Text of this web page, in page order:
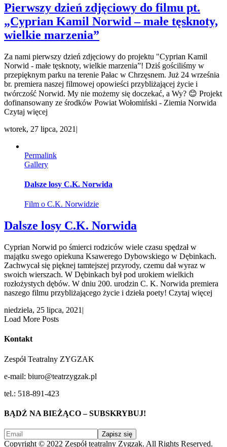
Pierwszy dzień zdjęciowy do filmu pt.
„Cyprian Kamil Norwid – małe tęsknoty,
wielkie marzenia”
Za nami pierwszy dzień zdjęciowy do projektu "Cyprian Kamil
Norwid - małe tęsknoty, wielkie marzenia”! Dziś gościliśmy w
przepięknym parku na terenie Pałac w Chrzęsnem. Już 24 września
br. premiera naszej filmowej opowieści przybliżającej życie i
twórczość Norwid. My nie możemy się doczekać, a Wy? 😊 Projekt
dofinansowany ze środków Powiat Wołomiński - Ziemia Norwida
Czytaj więcej
wtorek, 27 lipca, 2021 |
Permalink
Gallery
Dalsze losy C.K. Norwida
Film o C.K. Norwidzie
Dalsze losy C.K. Norwida
Cyprian Norwid po śmierci rodziców wiele czasu spędzał w
majątku swego opiekuna Ksawerego Dybowskiego w Dębinkach.
Zachwycał się pięknej tamtejszej przyrody, czemu dał wyraz w
swoich wierszach. W Dębinkach był pod urokiem wielkich
rozłożystych dębów. W dniu 200. urodzin C. K. Norwida premiera
naszego filmu przybliżającego życie i dzieła poety! Czytaj więcej
niedziela, 25 lipca, 2021 |
Load More Posts
Kontakt
Zespół Teatralny ZYGZAK
e-mail: biuro@teatrzygzak.pl
tel.: 518-891-423
BĄDŹ NA BIEŻĄCO – SUBSKRYBUJ!
Copyright © 2022 Zespół teatralny Zygzak. All Rights Reserved.